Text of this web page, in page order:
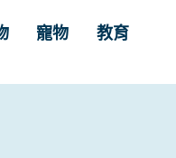
寵物 教育